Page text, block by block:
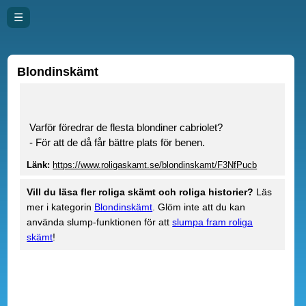
☰
Blondinskämt
Varför föredrar de flesta blondiner cabriolet?
- För att de då får bättre plats för benen.
Länk: https://www.roligaskamt.se/blondinskamt/F3NfPucb
Vill du läsa fler roliga skämt och roliga historier? Läs
mer i kategorin Blondinskämt . Glöm inte att du kan
använda slump-funktionen för attslumpa fram roliga
skämt!